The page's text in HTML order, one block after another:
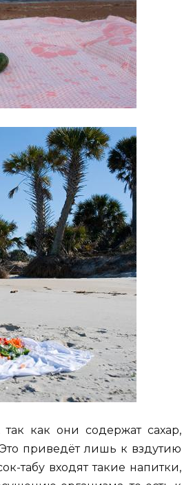
как они содержат сахар,
приведёт лишь к вздутию
табу входят такие напитки,